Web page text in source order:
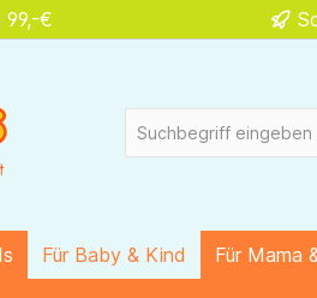
springen
99,-€
Für Baby & Kind Für Mama